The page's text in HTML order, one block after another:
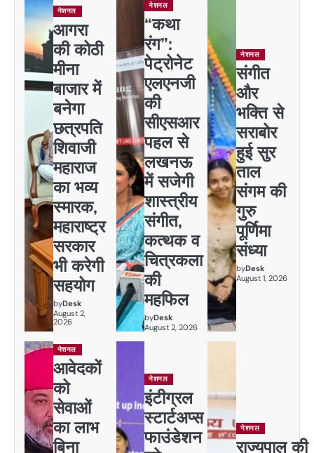
नेशनल
आगरा
की कोठी
मीना
बाजार में
बनेगा
छत्रपति
शिवाजी
महाराज
का भव्य
स्मारक,
महाराष्ट्र
सरकार
भी करेगी
सहयोग
byDesk
August 2,
2026
नेशनल
“कथा
रंग”:
पेट्रोनेट
एलएनजी
की
सीएसआर
पहल से
लखनऊ
में सजेगी
शास्त्रीय
संगीत,
कत्थक व
चित्रकला
की
महफिल
byDesk
August 2, 2026
नेशनल
संगीत
और
भक्ति से
सराबोर
हुई सुर
ताल
संगम की
गुरु
पूर्णिमा
संध्या
byDesk
August 1, 2026
नेशनल
आवेदकों
को
सेवाओं
का लाभ
बिना
नेशनल
इंटीग्रल
स्टार्टअप्स
फाउंडेशन
नेशनल
राज्यपाल की